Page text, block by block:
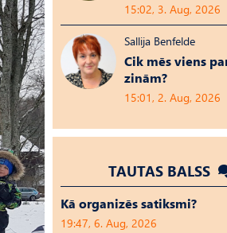
15:02, 3. Aug, 2026
Sallija Benfelde
Cik mēs viens
zinām?
15:01, 2. Aug, 2026
TAUTAS BALSS
Kā organizēs satiksmi?
19:47, 6. Aug, 2026